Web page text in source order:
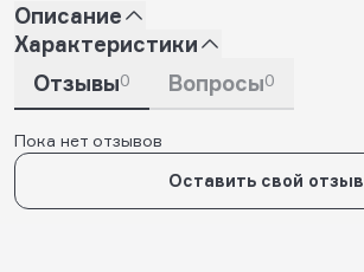
Описание
Характеристики
Отзывы0 Вопросы0
Пока нет отзывов
Оставить свой отзыв